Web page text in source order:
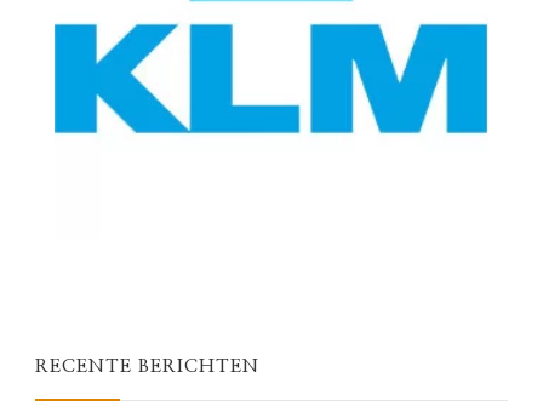
RECENTE BERICHTEN